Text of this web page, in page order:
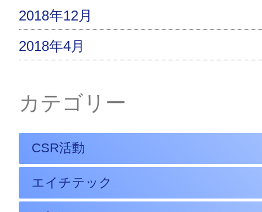
2018年12月
2018年4月
カテゴリー
CSR活動
エイチテック